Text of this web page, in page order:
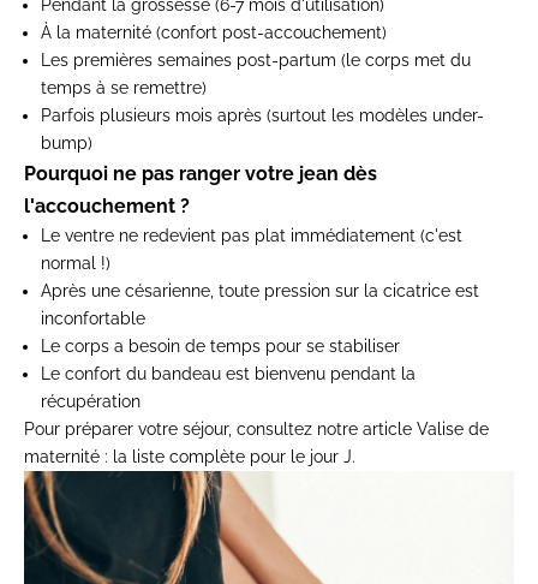
Pendant la grossesse (6-7 mois d'utilisation)
À la maternité (confort post-accouchement)
Les premières semaines post-partum (le corps met du
temps à se remettre)
Parfois plusieurs mois après (surtout les modèles under-
bump)
Pourquoi ne pas ranger votre jean dès
l'accouchement ?
Le ventre ne redevient pas plat immédiatement (c'est
normal !)
Après une césarienne, toute pression sur la cicatrice est
inconfortable
Le corps a besoin de temps pour se stabiliser
Le confort du bandeau est bienvenu pendant la
récupération
Pour préparer votre séjour, consultez notre article Valise de
maternité : la liste complète pour le jour J.